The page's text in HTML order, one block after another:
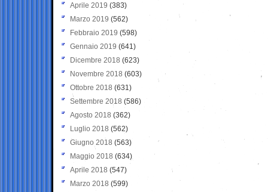
Aprile 2019 (383)
Marzo 2019 (562)
Febbraio 2019 (598)
Gennaio 2019 (641)
Dicembre 2018 (623)
Novembre 2018 (603)
Ottobre 2018 (631)
Settembre 2018 (586)
Agosto 2018 (362)
Luglio 2018 (562)
Giugno 2018 (563)
Maggio 2018 (634)
Aprile 2018 (547)
Marzo 2018 (599)